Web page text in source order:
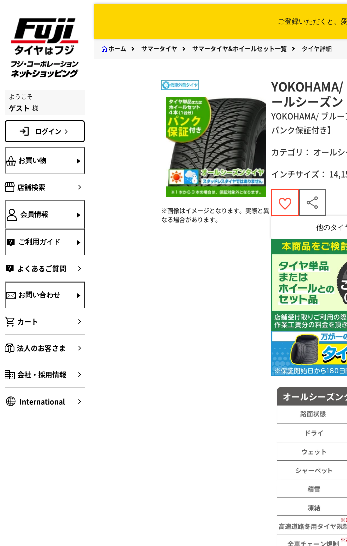
ようこそ
ゲスト 様
ログイン
お買い物
店舗検索
会員情報
ご利用ガイド
よくあるご質問
お問い合わせ
カート
法人のお客さま
会社・採用情報
International
ご登録いただくと、
ホーム サマータイヤ サマータイヤ&ホイールセット一覧 タイヤ詳細
※画像はイメージとなります。実際と異
なる場合があります。
ールシーズン
YOKOHAMA/ ブル
パンク保証付き】
カテゴリ： オール
インチサイズ：
他のタイ